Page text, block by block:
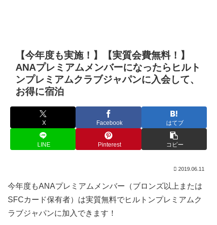
【今年度も実施！】【実質会費無料！】
ANAプレミアムメンバーになったらヒルト
ンプレミアムクラブジャパンに入会して、
お得に宿泊
X Facebook はてブ
LINE Pinterest コピー
2019.06.11
今年度もANAプレミアムメンバー（ブロンズ以上または
SFCカード保有者）は実質無料でヒルトンプレミアムク
ラブジャパンに加入できます！